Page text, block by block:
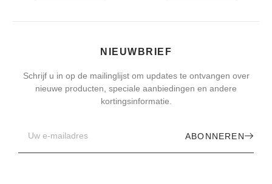
NIEUWBRIEF
Schrijf u in op de mailinglijst om updates te ontvangen over
nieuwe producten, speciale aanbiedingen en andere
kortingsinformatie.
ABONNEREN